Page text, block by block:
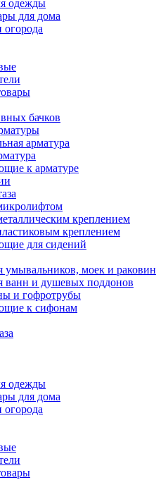
одежды
для дома
огорода
бачков
арматура
к арматуре
креплением
креплением
для сидений
моек и раковин
ванн и душевых поддонов
и гофротрубы
к сифонам
одежды
для дома
огорода